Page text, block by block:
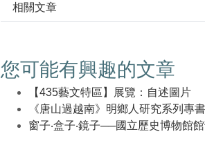
相關文章
您可能有興趣的文章
【435藝文特區】展覽：自述圖片
《唐山過越南》明鄉人研究系列專
窗子‧盒子‧鏡子──國立歷史博物館